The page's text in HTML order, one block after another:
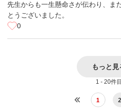
先生からも一生懸命さが伝わり、ま
とうございました。
0
もっと見
1 - 20件目
1 2